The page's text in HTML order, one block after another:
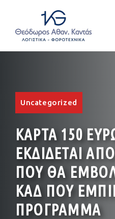
περιεχόμενο
Uncategorized
ΚΑΡΤΑ 150
ΕΚΔΙΔΕΤΑΙ
ΠΟΥ ΘΑ
ΚΑΔ ΠΟΥ
ΠΡΟΓΡΑΜΜΑ